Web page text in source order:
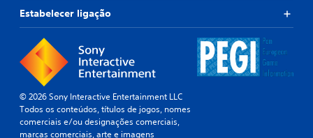
Estabelecer ligação
© 2026 Sony Interactive Entertainment LLC
Todos os conteúdos, títulos de jogos, nomes
comerciais e/ou designações comerciais,
marcas comerciais, arte e imagens